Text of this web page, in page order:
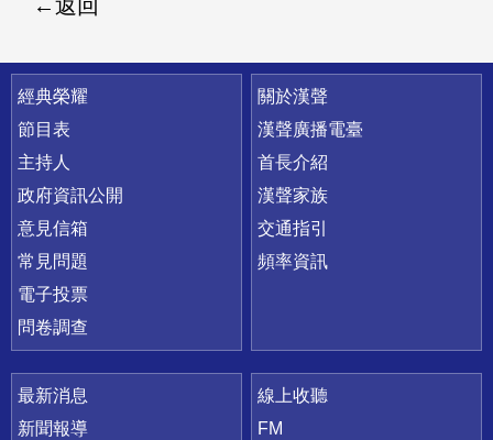
返回
快速連結
經典榮耀
節目表
主持人
政府資訊公開
意見信箱
常見問題
電子投票
問卷調查
關於漢聲
漢聲廣播電臺
首長介紹
漢聲家族
交通指引
頻率資訊
最新消息
新聞報導
線上收聽
FM